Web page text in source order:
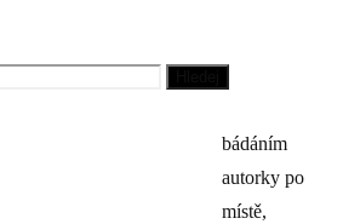
bádáním
autorky po
místě,